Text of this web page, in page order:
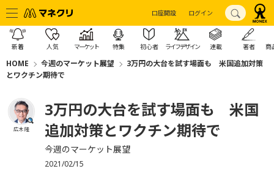
口座開設 ログイン
新着 人気 マーケット 特集 初心者 ライフデザイン 連載 著者 商
HOME 今週のマーケット展望
3万円の大台を試す場面も 米国追加対策
とワクチン期待で
広木 隆
3万円の大台を試す場面も 米国
追加対策とワクチン期待で
今週のマーケット展望
2021/02/15